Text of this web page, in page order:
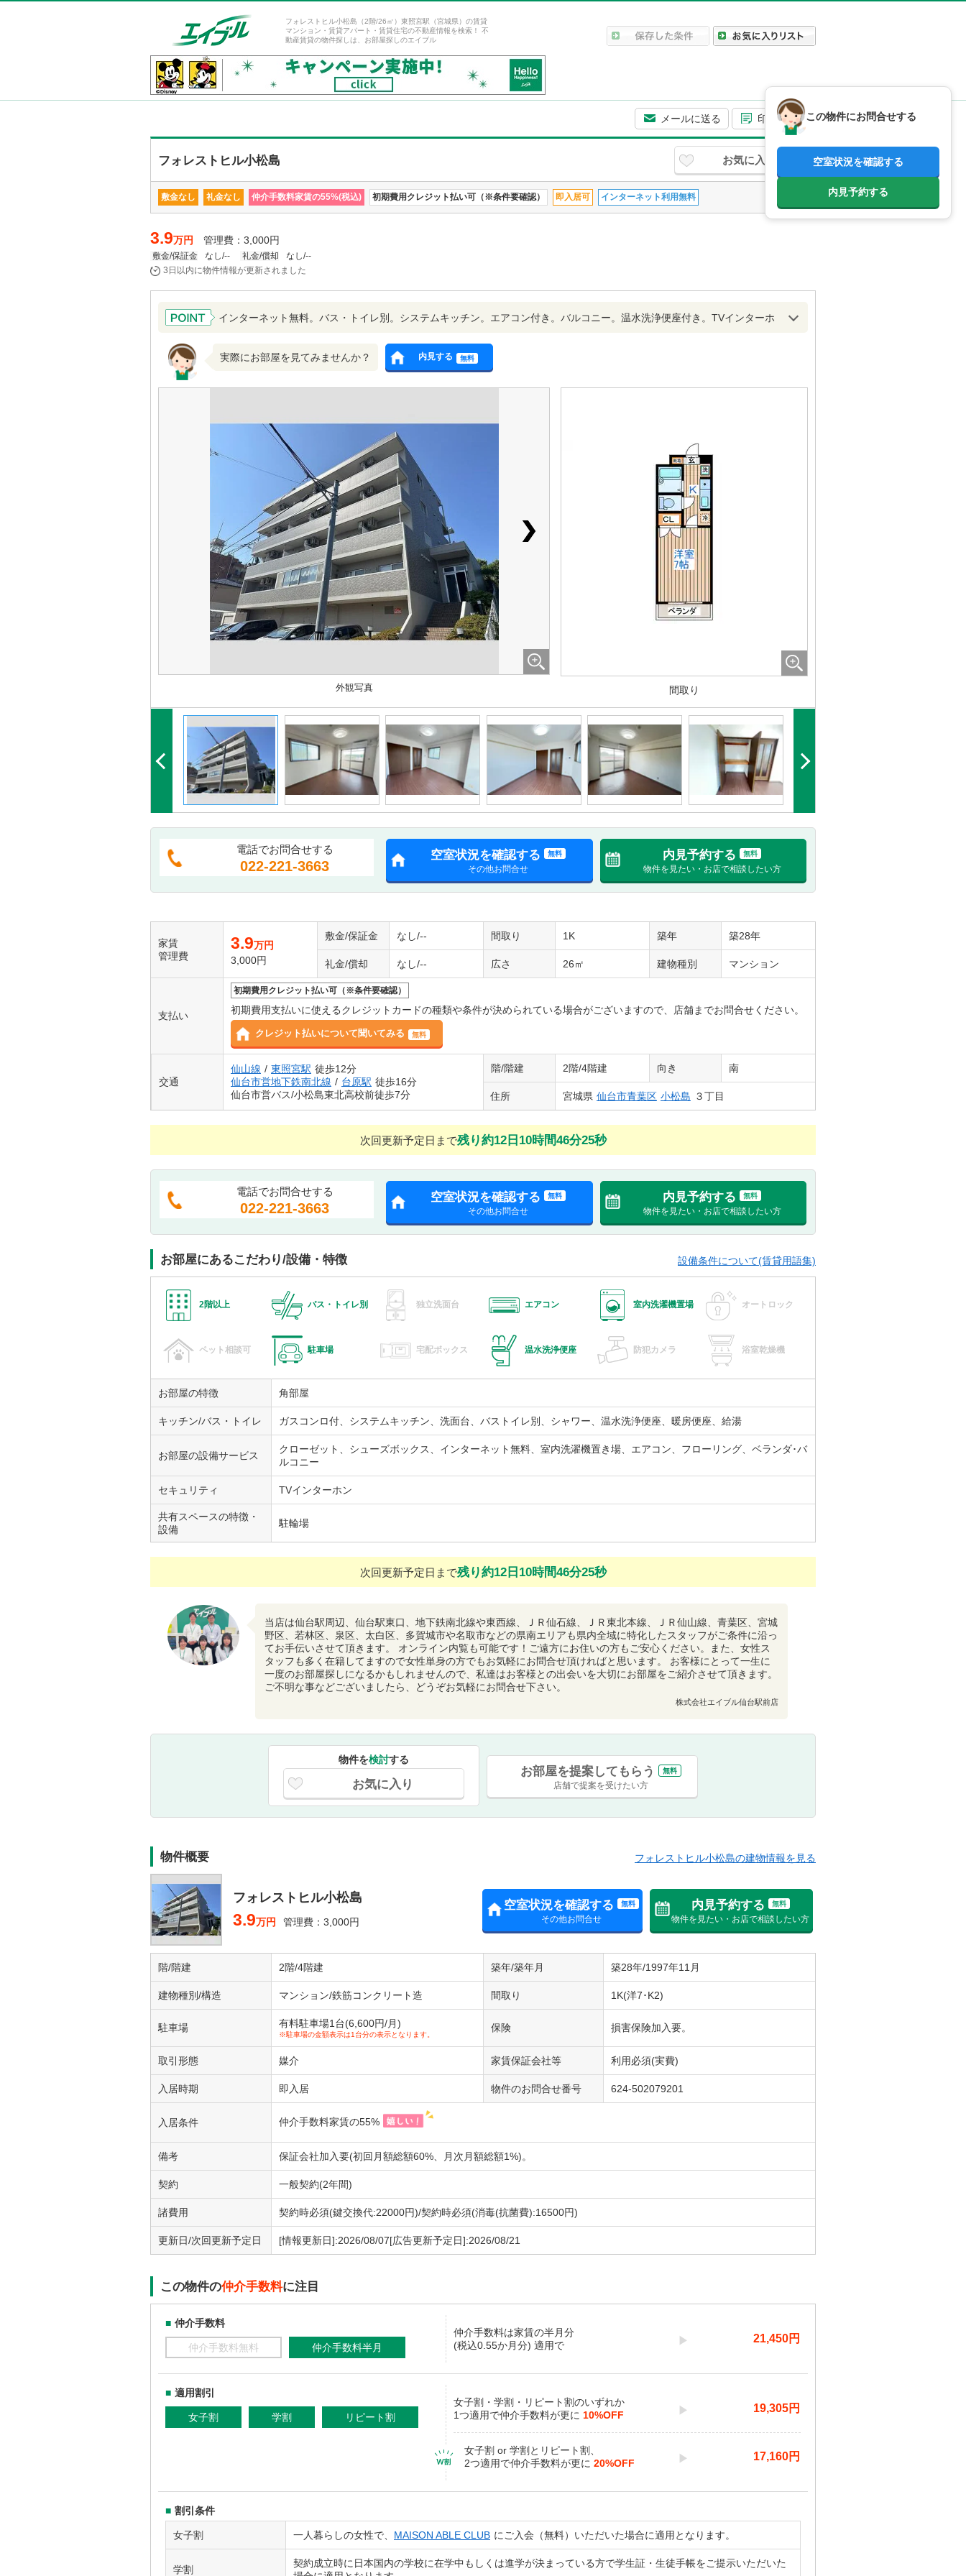
フォレストヒル小松島（2階/26㎡）東照宮駅（宮城県）の賃貸
マンション・賃貸アパート・賃貸住宅の不動産情報を検索！ 不
動産賃貸の物件探しは、お部屋探しのエイブル
メールに送る 印刷用画面
フォレストヒル小松島 お気に入り
敷金なし 礼金なし 仲介手数料家賃の55%(税込) 初期費用クレジット払い可（※条件要確認） 即入居可 インターネット利用無料
3.9万円 管理費：3,000円
敷金/保証金 なし/-- 礼金/償却
なし/--
3日以内に物件情報が更新されました
インターネット無料。バス・トイレ別。システムキッチン。エアコン付き。バルコニー。温水洗浄便座付き。TVインターホ
実際にお部屋を見てみませんか？ 内見する 無料
外観写真 間取り
電話でお問合せする
022-221-3663
空室状況を確認する 無料
その他お問合せ
内見予約する 無料
物件を見たい・お店で相談したい方
家賃
管理費
3.9万円
3,000円
敷金/保証金 なし/-- 間取り 1K 築年 築28年
礼金/償却 なし/-- 広さ 26㎡ 建物種別 マンション
支払い
初期費用クレジット払い可（※条件要確認）
初期費用支払いに使えるクレジットカードの種類や条件が決められている場合がございますので、店舗までお問合せください。
クレジット払いについて聞いてみる 無料
交通
仙山線 / 東照宮駅 徒歩12分
仙台市営地下鉄南北線 / 台原駅 徒歩16分
仙台市営バス/小松島東北高校前徒歩7分
階/階建 2階/4階建 向き 南
住所 宮城県 仙台市青葉区 小松島 ３丁目
次回更新予定日まで残り約12日10時間46分24秒
電話でお問合せする
022-221-3663
空室状況を確認する 無料
その他お問合せ
内見予約する 無料
物件を見たい・お店で相談したい方
お部屋にあるこだわり/設備・特徴 設備条件について(賃貸用語集)
2階以上 バス・トイレ別 独立洗面台 エアコン 室内洗濯機置場 オートロック
ペット相談可 駐車場 宅配ボックス 温水洗浄便座 防犯カメラ 浴室乾燥機
お部屋の特徴 角部屋
キッチン/バス・トイレ ガスコンロ付、システムキッチン、洗面台、バストイレ別、シャワー、温水洗浄便座、暖房便座、給湯
お部屋の設備サービス
クローゼット、シューズボックス、インターネット無料、室内洗濯機置き場、エアコン、フローリング、ベランダ･バ
ルコニー
セキュリティ TVインターホン
共有スペースの特徴・
設備
駐輪場
次回更新予定日まで残り約12日10時間46分24秒
当店は仙台駅周辺、仙台駅東口、地下鉄南北線や東西線、ＪＲ仙石線、ＪＲ東北本線、ＪＲ仙山線、青葉区、宮城
野区、若林区、泉区、太白区、多賀城市や名取市などの県南エリアも県内全域に特化したスタッフがご条件に沿っ
てお手伝いさせて頂きます。 オンライン内覧も可能です！ご遠方にお住いの方もご安心ください。また、女性ス
タッフも多く在籍してますので女性単身の方でもお気軽にお問合せ頂ければと思います。 お客様にとって一生に
一度のお部屋探しになるかもしれませんので、私達はお客様との出会いを大切にお部屋をご紹介させて頂きます。
ご不明な事などございましたら、どうぞお気軽にお問合せ下さい。
株式会社エイブル仙台駅前店
物件を検討する
お気に入り
お部屋を提案してもらう 無料
店舗で提案を受けたい方
物件概要
フォレストヒル小松島
3.9万円 管理費：3,000円
空室状況を確認する 無料
その他お問合せ
内見予約する 無料
物件を見たい・お店で相談したい方
フォレストヒル小松島の建物情報を見る
階/階建 2階/4階建 築年/築年月 築28年/1997年11月
建物種別/構造 マンション/鉄筋コンクリート造 間取り 1K(洋7･K2)
駐車場 有料駐車場1台(6,600円/月)
※駐車場の金額表示は1台分の表示となります。
保険 損害保険加入要。
取引形態 媒介 家賃保証会社等 利用必須(実費)
入居時期 即入居 物件のお問合せ番号 624-502079201
入居条件 仲介手数料家賃の55%
備考 保証会社加入要(初回月額総額60%、月次月額総額1%)。
契約 一般契約(2年間)
諸費用 契約時必須(鍵交換代:22000円)/契約時必須(消毒(抗菌費):16500円)
更新日/次回更新予定日 [情報更新日]:2026/08/07[広告更新予定日]:2026/08/21
この物件の仲介手数料に注目
仲介手数料
仲介手数料無料 仲介手数料半月
仲介手数料は家賃の半月分
(税込0.55か月分) 適用で
21,450円
適用割引
女子割 学割 リピート割
女子割・学割・リピート割のいずれか
1つ適用で仲介手数料が更に 10%OFF
19,305円
女子割 or 学割とリピート割、
2つ適用で仲介手数料が更に 20%OFF
17,160円
割引条件
女子割 一人暮らしの女性で、 MAISON ABLE CLUB にご入会（無料）いただいた場合に適用となります。
学割
契約成立時に日本国内の学校に在学中もしくは進学が決まっている方で学生証・生徒手帳をご提示いただいた
この物件にお問合せする
空室状況を確認する
内見予約する